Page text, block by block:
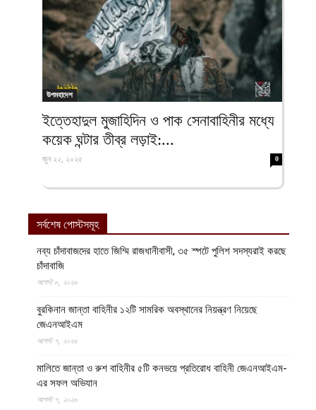
উপমহাদেশ
ইত্তেহাদুল মুজাহিদিন ও পাক সেনাবাহিনীর মধ্যে
কয়েক ঘন্টার তীব্র লড়াই:...
জুন ২২, ২০২৫ 0
সর্বশেষ পোস্টসমূহ
নব্য চাঁদাবাজদের হাতে জিম্মি রাজধানীবাসী, ৩৫ স্পটে পুলিশ সদস্যরাই করছে
চাঁদাবাজি
আগস্ট ৮, ২০২৬
বুরকিনান জান্তা বাহিনীর ১২টি সামরিক অবস্থানের নিয়ন্ত্রণ নিয়েছে
জেএনআইএম
আগস্ট ৭, ২০২৬
মালিতে জান্তা ও রুশ বাহিনীর ৫টি কনভয়ে প্রতিরোধ বাহিনী জেএনআইএম-
এর সফল অভিযান
আগস্ট ৭, ২০২৬